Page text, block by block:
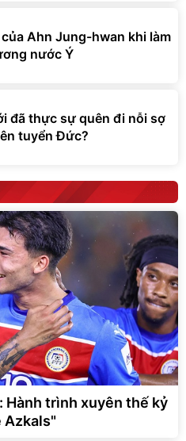
Ahn Jung-hwan khi làm
nước Ý
đã thực sự quên đi nỗi sợ
tuyển Đức?
trình xuyên thế kỷ
Azkals"